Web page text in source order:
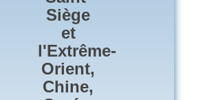
Siège
et
l'Extrême-
Orient,
Chine,